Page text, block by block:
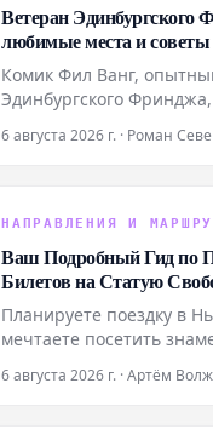
Ветеран Эдинбургского
любимые места и
Ванга
Комик Фил Ванг,
Эдинбургского
вкусно поесть и выпить
которые еще можно
6 августа 2026 г. · Роман
НАПРАВЛЕНИЯ И
Ваш Подробный Гид по
Билетов на Статую
Поездки в Нью-Йорк
Планируете поездку в
мечтаете посетить
содержит всю
6 августа 2026 г. · Артём